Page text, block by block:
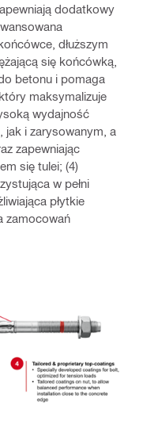
dodatkowy
dłuższym
się końcówką,
betonu i pomaga
maksymalizuje
wydajność
jak i zarysowanym, a
zapewniając
się tulei; (4)
w pełni
płytkie
zamocowań